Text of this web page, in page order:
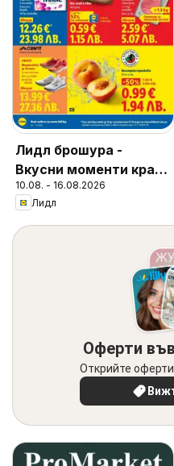
Лидл брошура -
Вкусни моменти край
грила
10.08. - 16.08.2026
Лидл
Оферти
Открийте